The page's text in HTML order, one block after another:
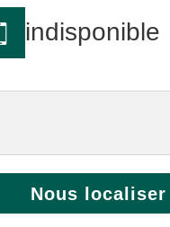
indisponible
Nous localiser